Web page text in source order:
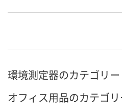
号
環境測定器のカテゴリー
オフィス用品のカテゴリ